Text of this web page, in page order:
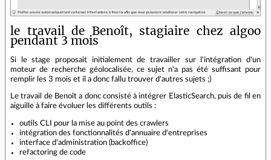
le travail de Benoît, stagiaire chez algoo
pendant 3 mois
Si le stage proposait initialement de travailler sur l'intégration d'un
moteur de recherche géolocalisée, ce sujet n'a pas été suffisant pour
remplir les 3 mois et il a donc fallu trouver d'autres sujets ;)
Le travail de Benoît a donc consisté à intégrer ElasticSearch, puis de fil en
aiguille à faire évoluer les différents outils :
outils CLI pour la mise au point des crawlers
intégration des fonctionnalités d'annuaire d'entreprises
interface d'administration (backoffice)
refactoring de code